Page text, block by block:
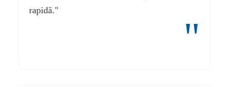
rapidă."
"